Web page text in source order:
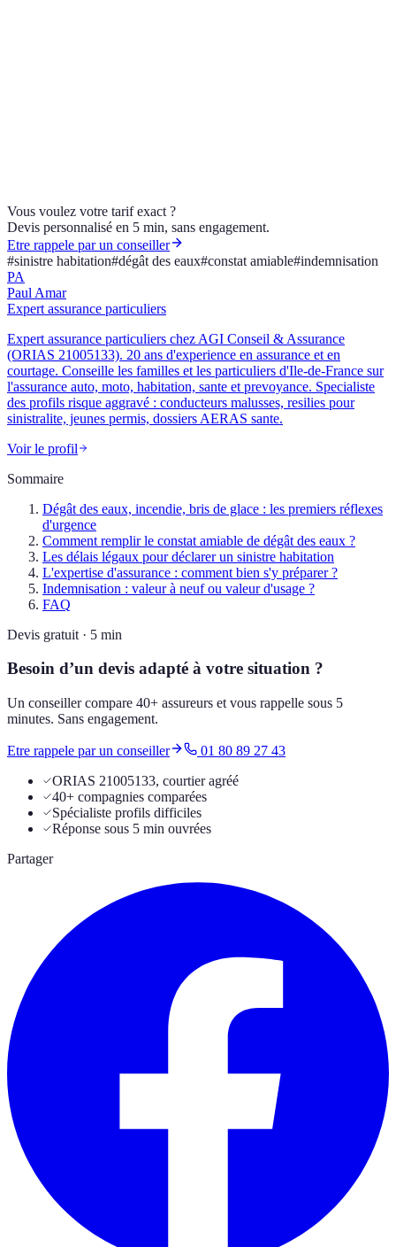
accompagne. Contactez un conseiller.
Vous voulez votre tarif exact ?
Devis personnalisé en 5 min, sans engagement.
Etre rappele par un conseiller
#sinistre habitation#dégât des eaux#constat amiable#indemnisation
PA
Paul Amar
Expert assurance particuliers
Expert assurance particuliers chez AGI Conseil & Assurance
(ORIAS 21005133). 20 ans d'experience en assurance et en
courtage. Conseille les familles et les particuliers d'Ile-de-France sur
l'assurance auto, moto, habitation, sante et prevoyance. Specialiste
des profils risque aggravé : conducteurs malusses, resilies pour
sinistralite, jeunes permis, dossiers AERAS sante.
Voir le profil
Sommaire
Dégât des eaux, incendie, bris de glace : les premiers réflexes
d'urgence
Comment remplir le constat amiable de dégât des eaux ?
Les délais légaux pour déclarer un sinistre habitation
L'expertise d'assurance : comment bien s'y préparer ?
Indemnisation : valeur à neuf ou valeur d'usage ?
FAQ
Devis gratuit · 5 min
Besoin d’un devis adapté à votre situation ?
Un conseiller compare 40+ assureurs et vous rappelle sous 5
minutes. Sans engagement.
Etre rappele par un conseiller
01 80 89 27 43
ORIAS 21005133, courtier agréé
40+ compagnies comparées
Spécialiste profils difficiles
Réponse sous 5 min ouvrées
Partager